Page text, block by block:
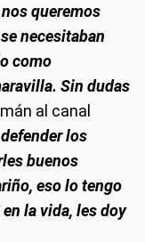
queremos
necesitaban
como
Sin dudas
al canal
los
buenos
eso lo tengo
la vida, les doy